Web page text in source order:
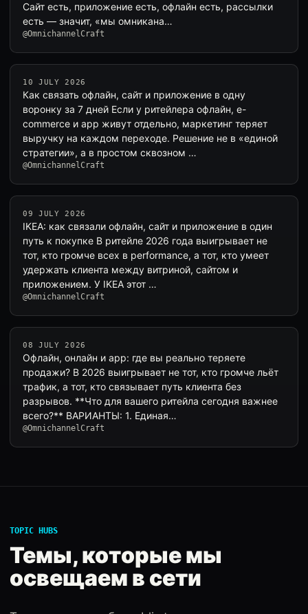
Сайт есть, приложение есть, офлайн есть, рассылки
есть — значит, «мы омникана…
@OmnichannelCraft
10 JULY 2026
Как связать офлайн, сайт и приложение в одну
воронку за 7 дней Если у ритейлера офлайн, e-
commerce и app живут отдельно, маркетинг теряет
выручку на каждом переходе. Решение не в «единой
стратегии», а в простом сквозном …
@OmnichannelCraft
09 JULY 2026
IKEA: как связали офлайн, сайт и приложение в один
путь к покупке В ритейле 2026 года выигрывает не
тот, кто громче всех в performance, а тот, кто умеет
удержать клиента между витриной, сайтом и
приложением. У IKEA этот …
@OmnichannelCraft
08 JULY 2026
Офлайн, онлайн и app: где вы реально теряете
продажи? В 2026 выигрывает не тот, кто громче льёт
трафик, а тот, кто связывает путь клиента без
разрывов. **Что для вашего ритейла сегодня важнее
всего?** ВАРИАНТЫ: 1. Единая…
@OmnichannelCraft
TOPIC HUBS
Темы, которые мы
освещаем в сети